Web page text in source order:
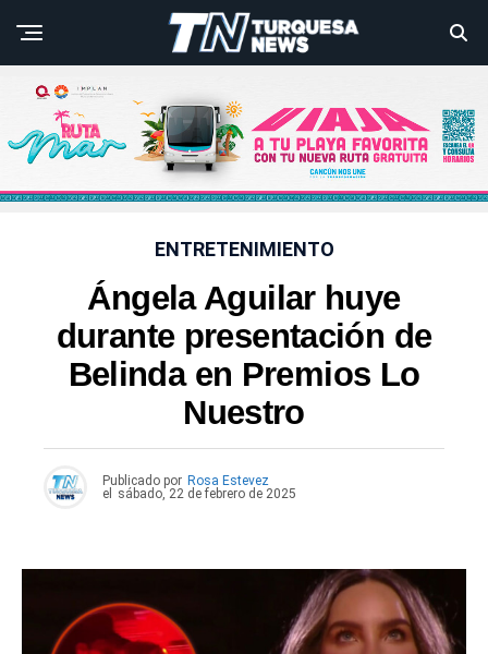
ENTRETENIMIENTO
Ángela Aguilar huye
durante presentación de
Belinda en Premios Lo
Nuestro
Publicado por Rosa Estevez
el
sábado, 22 de febrero de 2025